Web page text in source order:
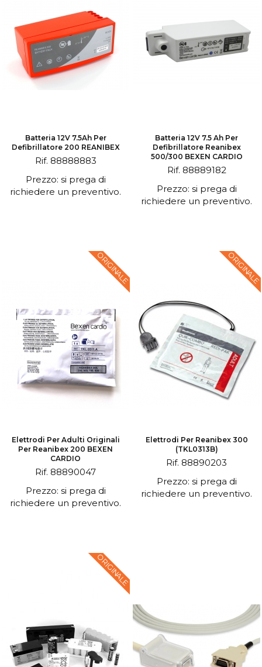
Batteria 12V 7.5Ah Per
Defibrillatore 200 REANIBEX
Rif. 88888883
Prezzo: si prega di
richiedere un preventivo.
Batteria 12V 7.5 Ah Per
Defibrillatore Reanibex
500/300 BEXEN CARDIO
Rif. 88889182
Prezzo: si prega di
richiedere un preventivo.
ORIGINALE
Elettrodi Per Adulti Originali
Per Reanibex 200 BEXEN
CARDIO
Rif. 88890047
Prezzo: si prega di
richiedere un preventivo.
ORIGINALE
Elettrodi Per Reanibex 300
(TKL0313B)
Rif. 88890203
Prezzo: si prega di
richiedere un preventivo.
ORIGINALE